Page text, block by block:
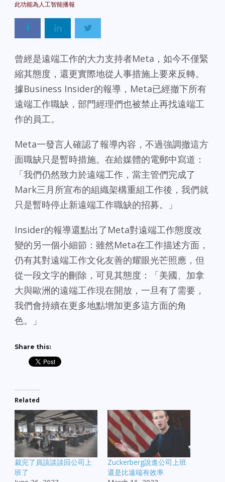
曾經是遠端工作的大力支持者Meta，如今不僅緊
縮其態度，還更實際地從人事措施上要來反轉。
據Business Insider的報導，Meta已經撤下所有
遠端工作職缺，部門經理們也被禁止再找遠端工
作的員工。
Meta一發言人確認了報導內容，不過強調撤這方
面職缺只是暫時措施。在給媒體的電郵中寫道：
「我們仍然致力於遠端工作，當主管們完成了
Mark三月所宣布的組織架構重組工作後，我們就
只是暫時停止新遠端工作職缺的招募。」
Insider的報導還點出了Meta對遠端工作態度改
變的另一個小細節：雖然Meta在工作描述方面，
仍有其對遠端工作文化友善的耀眼光芒照應，但
從一段文字的刪除，可見其態度：「美國、加拿
大與歐洲的遠端工作現在開放，一旦有了需要，
我們會持續在更多地點增加更多這方面的角
色。」
Share this:
Related
裁完了員該談談回公司上
班了
Zuckerberg說進公司上班
還是比遠端有效率